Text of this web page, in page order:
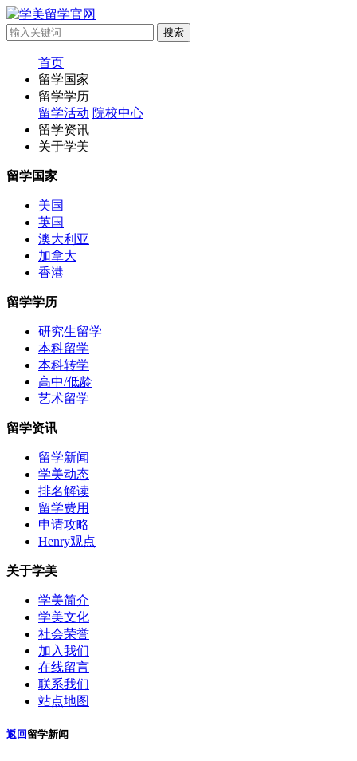
首页
留学国家
留学学历
留学活动 院校中心
留学资讯
关于学美
留学国家
美国
英国
澳大利亚
加拿大
香港
留学学历
研究生留学
本科留学
本科转学
高中/低龄
艺术留学
留学资讯
留学新闻
学美动态
排名解读
留学费用
申请攻略
Henry观点
关于学美
学美简介
学美文化
社会荣誉
加入我们
在线留言
联系我们
站点地图
返回 留学新闻